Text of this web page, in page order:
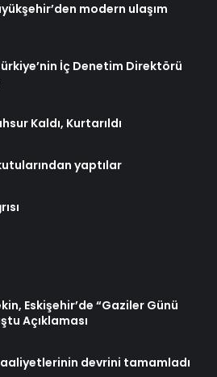
modern ulaşım
İç Denetim Direktörü
Kaldı, Kurtarıldı
yaptılar
Eskişehir’de “Gaziler Günü
Açıklaması
devrini tamamladı